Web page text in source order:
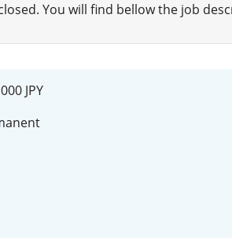
You will find bellow the job
JPY